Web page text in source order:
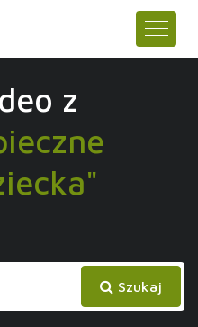
z
Szukaj